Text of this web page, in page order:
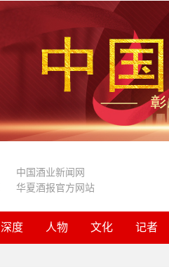
中国酒业新闻网
华夏酒报官方网站
深度 人物 文化 记者